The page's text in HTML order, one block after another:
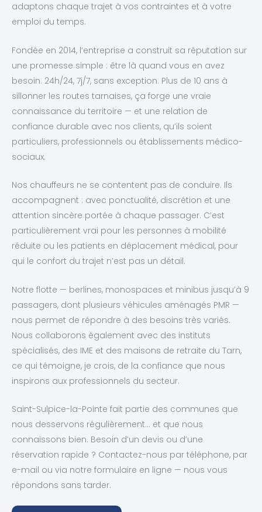
adaptons chaque trajet à vos contraintes et à votre
emploi du temps.
Fondée en 2014, l’entreprise a construit sa réputation sur
une promesse simple : être là quand vous en avez
besoin. 24h/24, 7j/7, sans exception. Plus de 10 ans à
sillonner les routes tarnaises, ça forge une vraie
connaissance du territoire — et une relation de
confiance durable avec nos clients, qu’ils soient
particuliers, professionnels ou établissements médico-
sociaux.
Nos chauffeurs ne se contentent pas de conduire. Ils
accompagnent : avec ponctualité, discrétion et une
attention sincère portée à chaque passager. C’est
particulièrement vrai pour les personnes à mobilité
réduite ou les patients en déplacement médical, pour
qui le confort du trajet n’est pas un détail.
Notre flotte — berlines, monospaces et minibus jusqu’à 9
passagers, dont plusieurs véhicules aménagés PMR —
nous permet de répondre à des besoins très variés.
Nous collaborons également avec des instituts
spécialisés, des IME et des maisons de retraite du Tarn,
ce qui témoigne, je crois, de la confiance que nous
inspirons aux professionnels du secteur.
Saint-Sulpice-la-Pointe fait partie des communes que
nous desservons régulièrement… et que nous
connaissons bien. Besoin d’un devis ou d’une
réservation rapide ? Contactez-nous par téléphone, par
e-mail ou via notre formulaire en ligne — nous vous
répondons sans tarder.